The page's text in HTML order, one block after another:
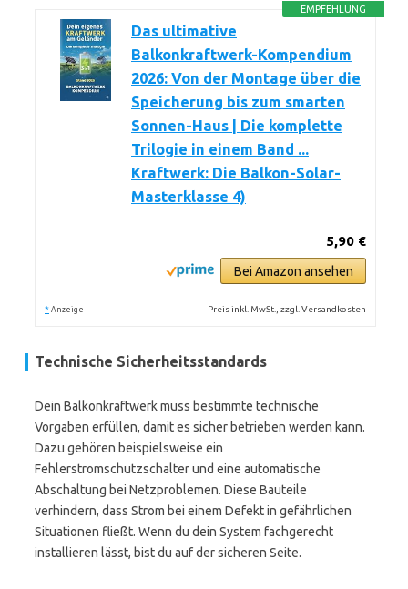
EMPFEHLUNG
Das ultimative
Balkonkraftwerk-Kompendium
2026: Von der Montage über die
Speicherung bis zum smarten
Sonnen-Haus | Die komplette
Trilogie in einem Band ...
Kraftwerk: Die Balkon-Solar-
Masterklasse 4)
5,90 €
Bei Amazon ansehen
* Anzeige Preis inkl. MwSt., zzgl. Versandkosten
Technische Sicherheitsstandards
Dein Balkonkraftwerk muss bestimmte technische
Vorgaben erfüllen, damit es sicher betrieben werden kann.
Dazu gehören beispielsweise ein
Fehlerstromschutzschalter und eine automatische
Abschaltung bei Netzproblemen. Diese Bauteile
verhindern, dass Strom bei einem Defekt in gefährlichen
Situationen fließt. Wenn du dein System fachgerecht
installieren lässt, bist du auf der sicheren Seite.